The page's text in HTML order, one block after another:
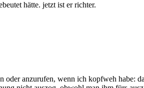
hätte. jetzt ist er richter.
anzurufen, wenn ich kopfweh habe: